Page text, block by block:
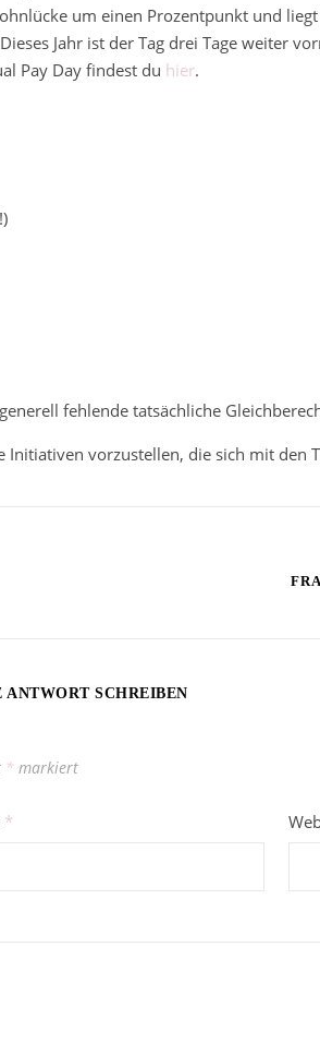
um einen Prozentpunkt und
Jahr ist der Tag drei Tage weiter
Pay Day findest du hier.
fehlende tatsächliche
Initiativen vorzustellen, die sich mit den
ANTWORT SCHREIBEN
* markiert
*